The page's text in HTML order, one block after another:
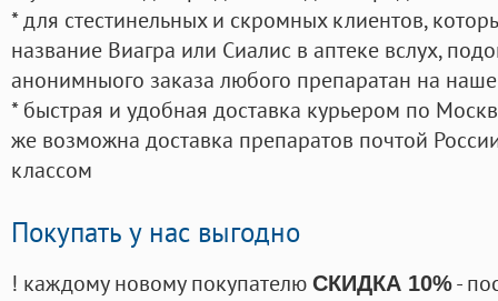
* для стестинельных и скромных клиентов,
название Виагра или Сиалис в аптеке вслух,
анонимныого заказа любого препаратан на
* быстрая и удобная доставка курьером по
же возможна доставка препаратов почтой
классом
Покупать у нас выгодно
! каждому новому покупателю СКИДКА 10%-